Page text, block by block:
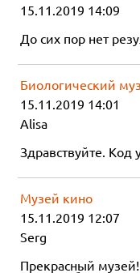
15.11.2019 14:09
До сих пор нет
Биологический
15.11.2019 14:01
Alisa
Здравствуйте.
Музей кино
15.11.2019 12:07
Serg
Прекрасный